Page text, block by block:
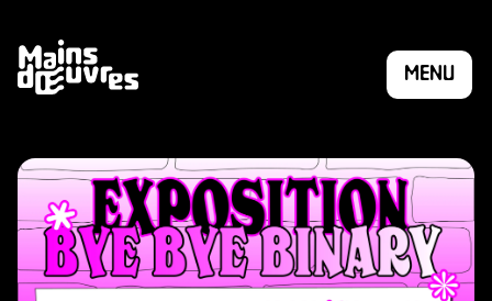
MENU